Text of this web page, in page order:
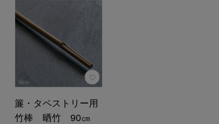
簾・タペストリー用
竹棒 晒竹 90㎝